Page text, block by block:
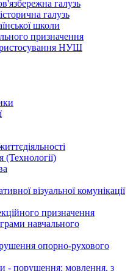
галузь
галузь
школи
призначення
НУШ
(Технології)
візуальної комунікації
призначення
навчального
опорно-рухового
- порушення: мовлення, з